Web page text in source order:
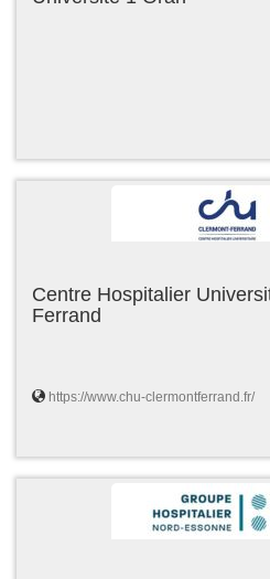
Centre Hospitalier
Ferrand
https://www.chu-clermontferrand.fr/